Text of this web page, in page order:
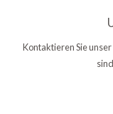
Kontaktieren Sie